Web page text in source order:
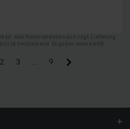
Alle Preise verstehen sich zzgl. Lieferung
ist freibleibend. Es gelten unsere AGB.
2 3 … 9